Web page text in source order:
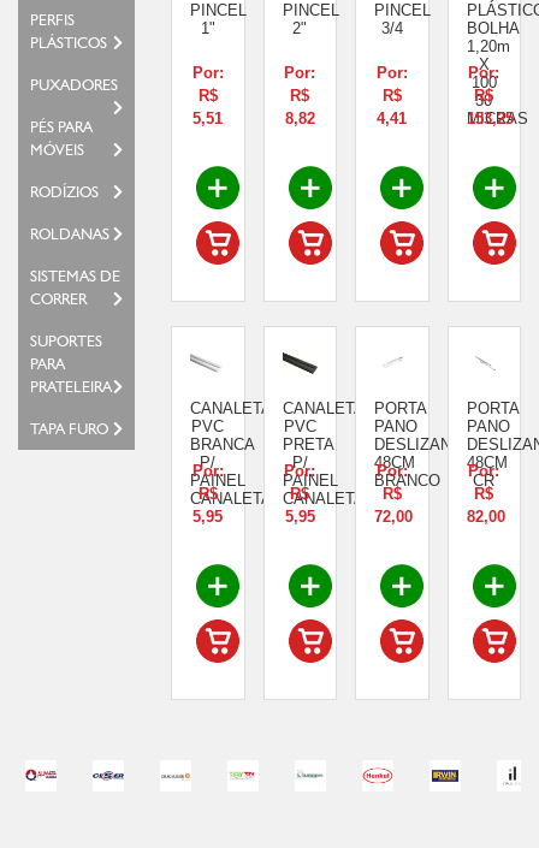
PERFIS
PLÁSTICOS
PUXADORES
PÉS PARA
MÓVEIS
RODÍZIOS
ROLDANAS
SISTEMAS DE
CORRER
SUPORTES
PARA
PRATELEIRA
TAPA FURO
PINCEL
1"
Por:
R$
5,51
PINCEL
2"
Por:
R$
8,82
PINCEL
3/4
Por:
R$
4,41
BOLHA
1,20m
X
100
30
MICRAS
Por:
R$
153,25
CANALETA
PVC
BRANCA
P/
PAINEL
CANALETADO
Por:
R$
5,95
CANALETA
PVC
PRETA
P/
PAINEL
CANALETADO
Por:
R$
5,95
PORTA
PANO
DESLIZANTE
48CM
BRANCO
Por:
R$
72,00
PORTA
PANO
48CM
CR
Por:
R$
82,00